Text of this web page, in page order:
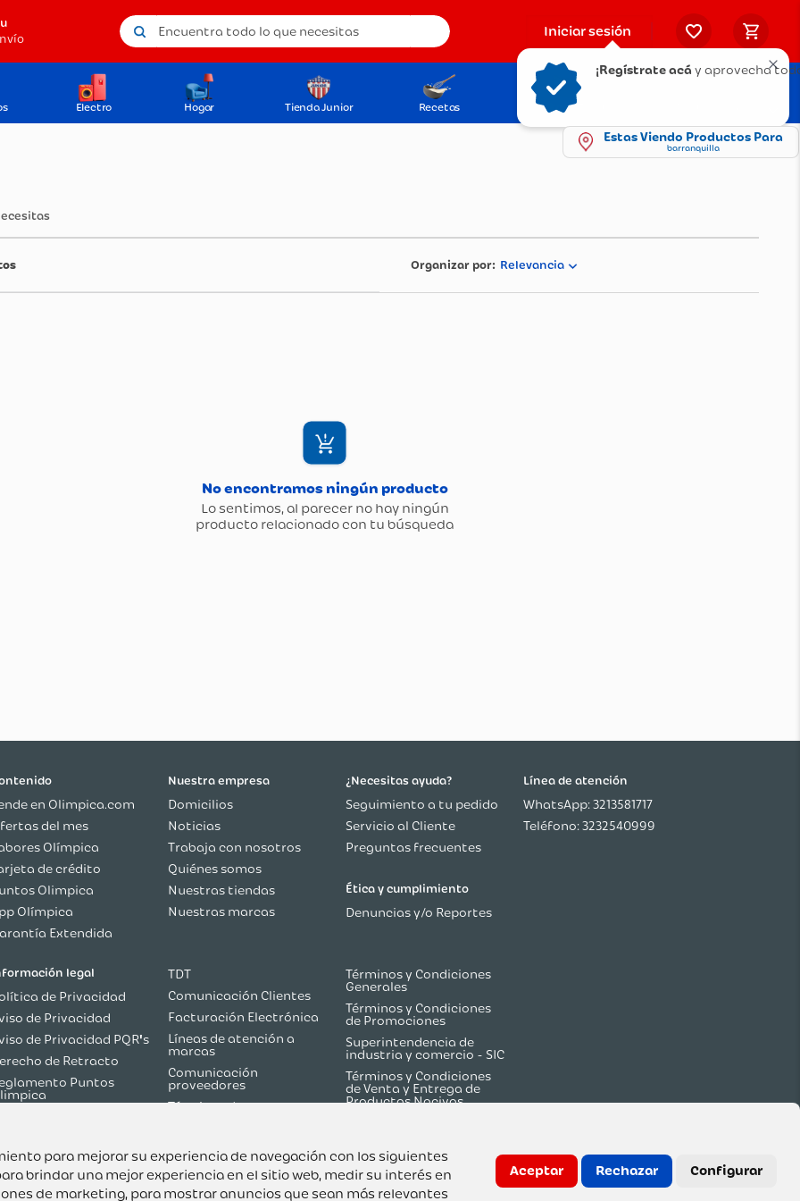
para mejorar su experiencia de navegación con los siguientes
brindar una mejor experiencia en el sitio web, medir su interés en
de marketing, para mostrar anuncios que sean más relevantes
Aceptar Rechazar Configurar
Encuentra todo lo que necesitas
Iniciar sesión
Electro Hogar Tienda Junior Recetas Solicita tu Tarjeta
¡Regístrate acá y aprovecha
Estas Viendo Productos Para
barranquilla
Relevancia
en Olimpica.com
del mes
Olímpica
de crédito
Olimpica
Olímpica
Extendida
Nuestra empresa
Domicilios
Noticias
Trabaja con nosotros
Quiénes somos
Nuestras tiendas
Nuestras marcas
¿Necesitas ayuda?
Seguimiento a tu pedido
Servicio al Cliente
Preguntas frecuentes
Ética y cumplimiento
Denuncias y/o Reportes
Línea de atención
WhatsApp: 3213581717
Teléfono: 3232540999
legal
de Privacidad
de Privacidad
de Privacidad PQR's
de Retracto
Puntos
sobre TDT
TDT
Comunicación Clientes
Facturación Electrónica
Líneas de atención a
marcas
Comunicación
proveedores
Términos de
Flash Olímpica
Términos y Condiciones
Generales
Términos y Condiciones
de Promociones
Superintendencia de
industria y comercio - SIC
Términos y Condiciones
de Venta y Entrega de
Productos Nocivos